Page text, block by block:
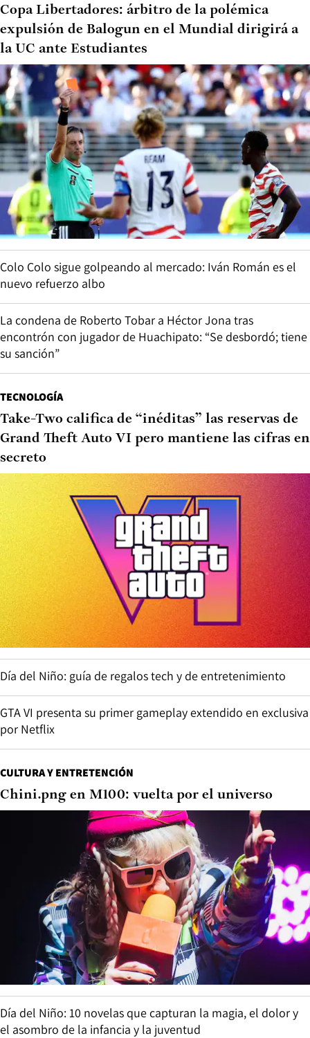
Copa Libertadores: árbitro de la polémica
expulsión de Balogun en el Mundial dirigirá a
la UC ante Estudiantes
Colo Colo sigue golpeando al mercado: Iván Román es el
nuevo refuerzo albo
La condena de Roberto Tobar a Héctor Jona tras
encontrón con jugador de Huachipato: “Se desbordó; tiene
su sanción”
TECNOLOGÍA
Take-Two califica de “inéditas” las reservas de
Grand Theft Auto VI pero mantiene las cifras en
secreto
Día del Niño: guía de regalos tech y de entretenimiento
GTA VI presenta su primer gameplay extendido en exclusiva
por Netflix
CULTURA Y ENTRETENCIÓN
Chini.png en M100: vuelta por el universo
Día del Niño: 10 novelas que capturan la magia, el dolor y
el asombro de la infancia y la juventud